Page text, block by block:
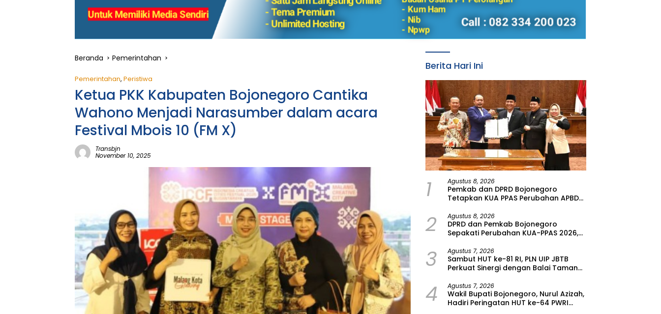
Beranda Pemerintahan
Pemerintahan, Peristiwa
Ketua PKK Kabupaten Bojonegoro Cantika
Wahono Menjadi Narasumber dalam acara
Festival Mbois 10 (FM X)
Transbjn
November 10, 2025
Berita Hari Ini
1 Agustus 8, 2026
Pemkab dan DPRD Bojonegoro
Tetapkan KUA PPAS Perubahan APBD
2 Agustus 8, 2026
DPRD dan Pemkab Bojonegoro
Sepakati Perubahan KUA-PPAS 2026,
Rakyat
3 Agustus 7, 2026
Sambut HUT ke-81 RI, PLN UIP JBTB
Perkuat Sinergi dengan Balai Taman
Rencana Proyek SUTET 500 kV Paiton–
Watudodol/Kalipuro
4 Agustus 7, 2026
Wakil Bupati Bojonegoro, Nurul Azizah,
Hadiri Peringatan HUT ke-64 PWRI